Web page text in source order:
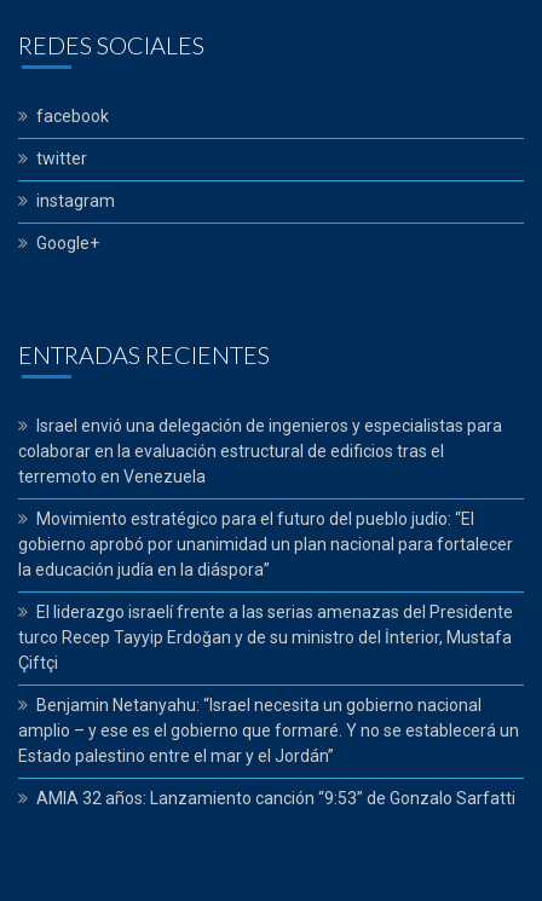
REDES SOCIALES
facebook
twitter
instagram
Google+
ENTRADAS RECIENTES
Israel envió una delegación de ingenieros y especialistas para
colaborar en la evaluación estructural de edificios tras el
terremoto en Venezuela
Movimiento estratégico para el futuro del pueblo judío: “El
gobierno aprobó por unanimidad un plan nacional para fortalecer
la educación judía en la diáspora”
El liderazgo israelí frente a las serias amenazas del Presidente
turco Recep Tayyip Erdoğan y de su ministro del İnterior, Mustafa
Çiftçi
Benjamin Netanyahu: “Israel necesita un gobierno nacional
amplio – y ese es el gobierno que formaré. Y no se establecerá un
Estado palestino entre el mar y el Jordán”
AMIA 32 años: Lanzamiento canción “9:53” de Gonzalo Sarfatti